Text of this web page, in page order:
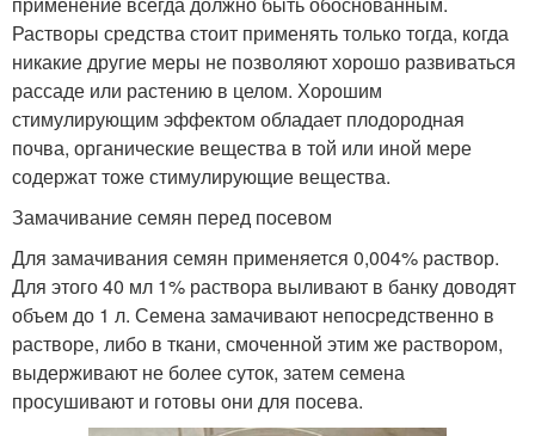
Растворы средства стоит применять только тогда, когда
никакие другие меры не позволяют хорошо развиваться
рассаде или растению в целом. Хорошим
стимулирующим эффектом обладает плодородная
почва, органические вещества в той или иной мере
содержат тоже стимулирующие вещества.
Замачивание семян перед посевом
Для замачивания семян применяется 0,004% раствор.
Для этого 40 мл 1% раствора выливают в банку доводят
объем до 1 л. Семена замачивают непосредственно в
растворе, либо в ткани, смоченной этим же раствором,
выдерживают не более суток, затем семена
просушивают и готовы они для посева.